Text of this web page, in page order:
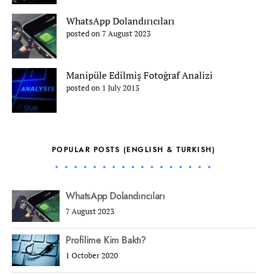
WhatsApp Dolandırıcıları
posted on 7 August 2023
Manipüle Edilmiş Fotoğraf Analizi
posted on 1 July 2013
POPULAR POSTS (ENGLISH & TURKISH)
WhatsApp Dolandırıcıları
7 August 2023
Profilime Kim Baktı?
1 October 2020